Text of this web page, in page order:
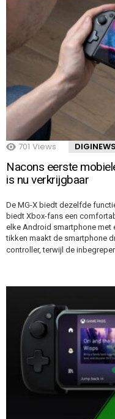
701 Views DIGINEWS
Nacons eerste
is nu verkrijgbaar
De MG-X biedt dezelfde
biedt Xbox-fans een
elke Android smartphone met
tikken maakt de smartphone
controller, terwijl de